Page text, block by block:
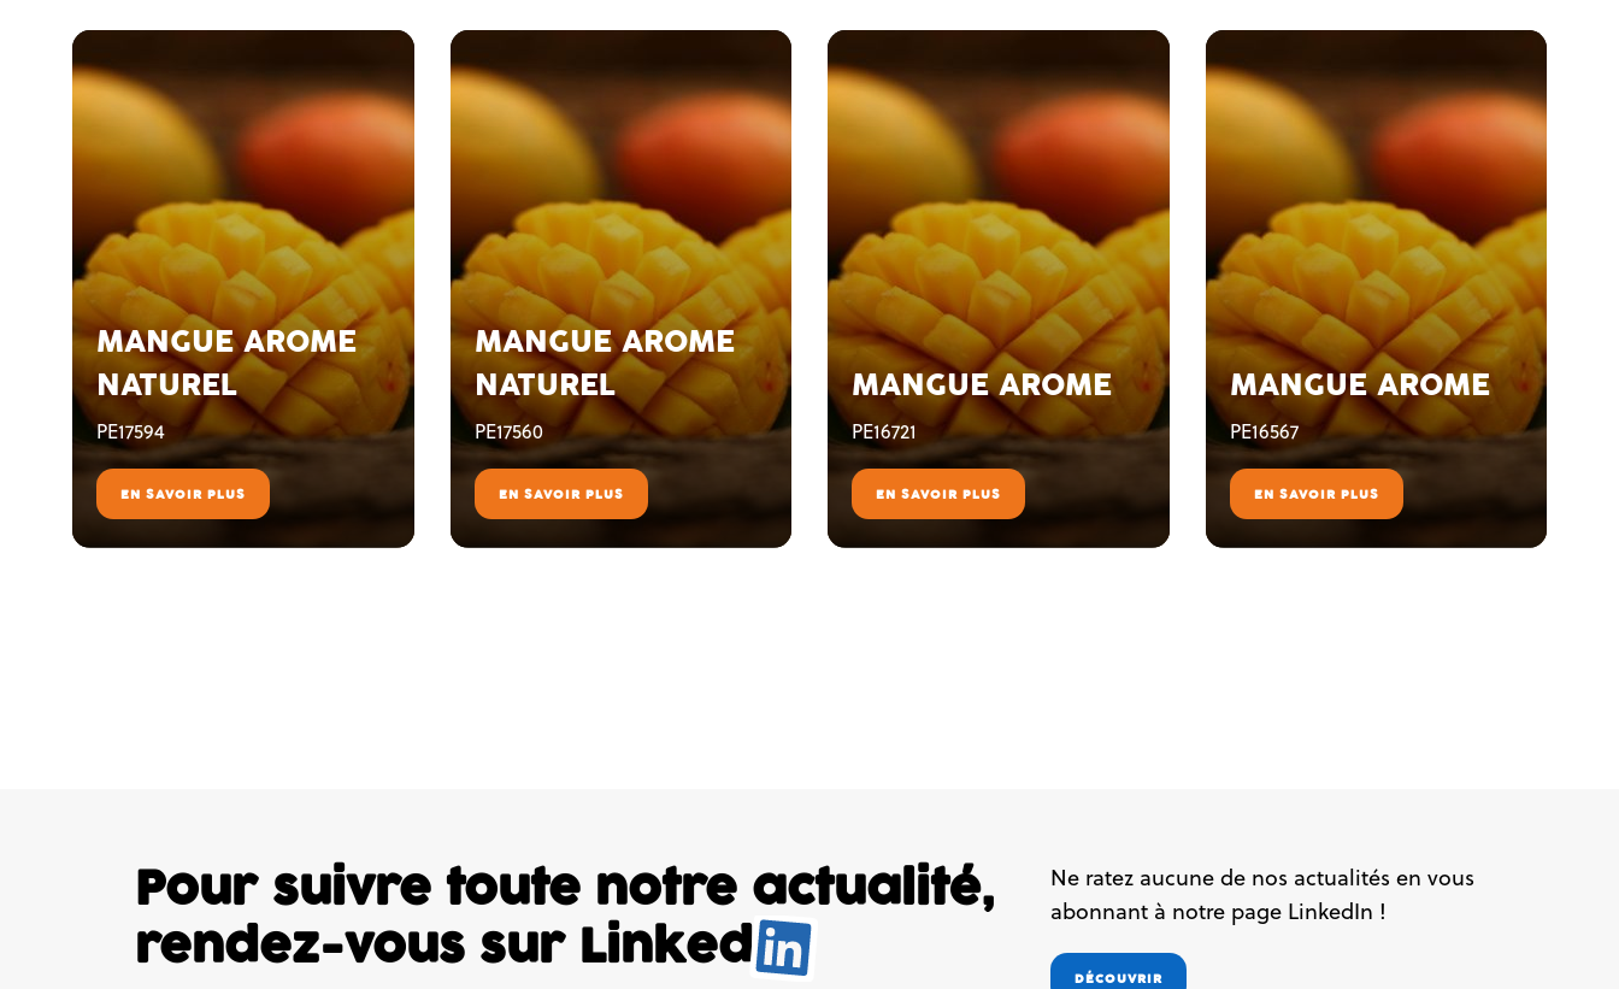
MANGUE AROME
NATUREL
PE17594
EN SAVOIR PLUS
MANGUE AROME
NATUREL
PE17560
EN SAVOIR PLUS
MANGUE AROME
PE16721
EN SAVOIR PLUS
MANGUE AROME
PE16567
EN SAVOIR PLUS
Pour suivre toute notre actualité,
rendez-vous sur Linked
Ne ratez aucune de nos actualités en vous
abonnant à notre page LinkedIn !
DÉCOUVRIR